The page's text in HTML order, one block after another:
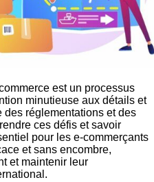
est un processus
minutieuse aux détails et
réglementations et des
ces défis et savoir
pour les e-commerçants
et sans encombre,
et maintenir leur